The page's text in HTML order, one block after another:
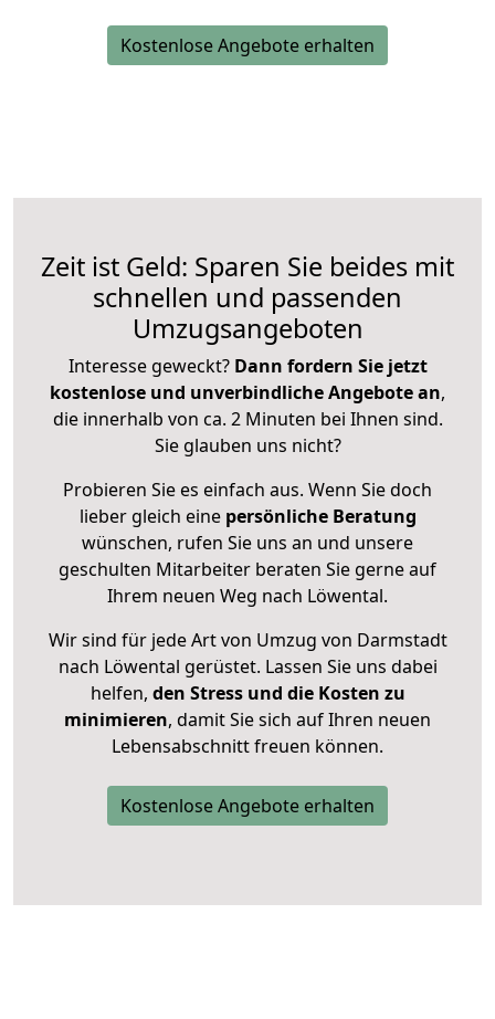
Kostenlose Angebote erhalten
Zeit ist Geld: Sparen Sie beides mit
schnellen und passenden
Umzugsangeboten
Interesse geweckt? Dann fordern Sie jetzt
kostenlose und unverbindliche Angebote an,
die innerhalb von ca. 2 Minuten bei Ihnen sind.
Sie glauben uns nicht?
Probieren Sie es einfach aus. Wenn Sie doch
lieber gleich eine persönliche Beratung
wünschen, rufen Sie uns an und unsere
geschulten Mitarbeiter beraten Sie gerne auf
Ihrem neuen Weg nach Löwental.
Wir sind für jede Art von Umzug von Darmstadt
nach Löwental gerüstet. Lassen Sie uns dabei
helfen, den Stress und die Kosten zu
minimieren, damit Sie sich auf Ihren neuen
Lebensabschnitt freuen können.
Kostenlose Angebote erhalten